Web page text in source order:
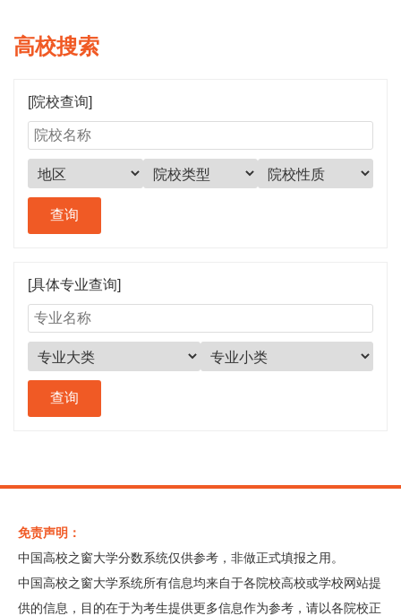
高校搜索
[院校查询]
[具体专业查询]
免责声明：
中国高校之窗大学分数系统仅供参考，非做正式填报之用。
中国高校之窗大学系统所有信息均来自于各院校高校或学校网站提
供的信息，目的在于为考生提供更多信息作为参考，请以各院校正